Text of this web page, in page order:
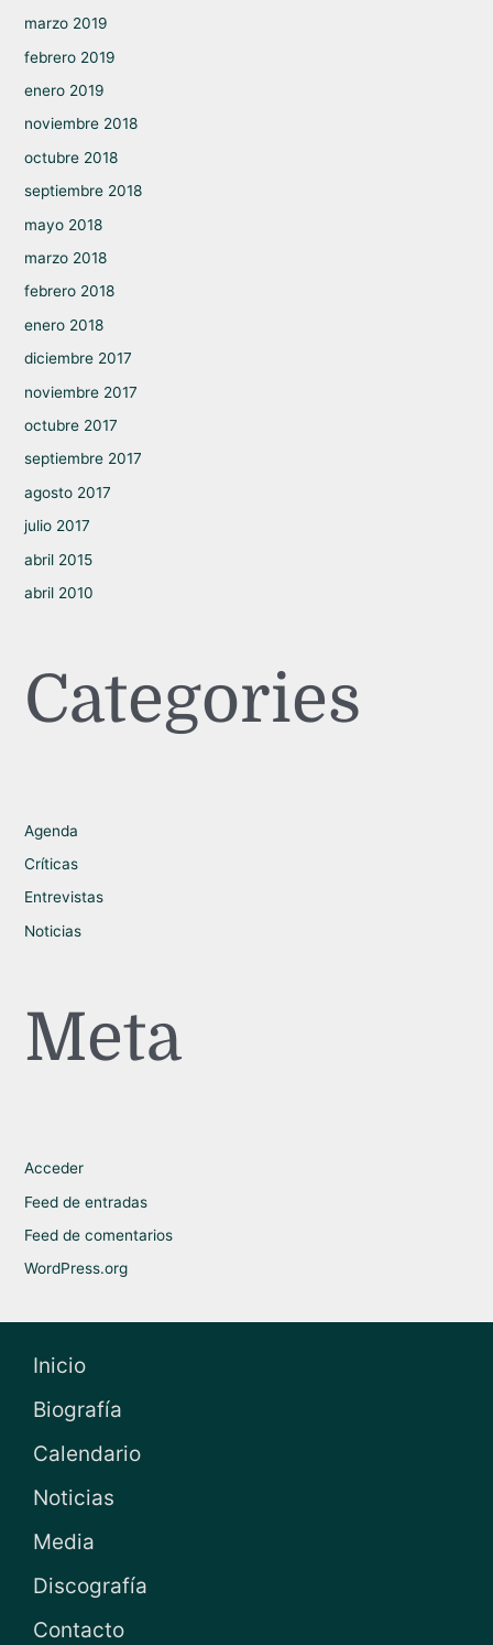
marzo 2019
febrero 2019
enero 2019
noviembre 2018
octubre 2018
septiembre 2018
mayo 2018
marzo 2018
febrero 2018
enero 2018
diciembre 2017
noviembre 2017
octubre 2017
septiembre 2017
agosto 2017
julio 2017
abril 2015
abril 2010
Categories
Agenda
Críticas
Entrevistas
Noticias
Meta
Acceder
Feed de entradas
Feed de comentarios
WordPress.org
Inicio
Biografía
Calendario
Noticias
Media
Discografía
Contacto